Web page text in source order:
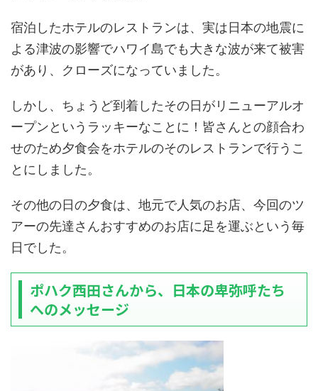
宿泊したホテルのレストランは、実は日本の地震に
よる津波の影響でハワイ島でも大きな波が来て被害
があり、クローズになっていました。
しかし、ちょうど到着したその日がリニューアルオ
ープンというラッキーなことに！皆さんとの顔合わ
せのため夕食会をホテルのそのレストランで行うこ
とにしました。
その他の日の夕食は、地元で人気のお店、今回のツ
アーの先達さんおすすめのお店に足を運ぶという毎
日でした。
ポハク西田さんから、日本の卑弥呼たち
へのメッセージ